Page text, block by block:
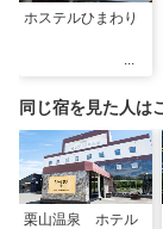
ホステルひまわり
同じ宿を見た人は
栗山温泉 ホテル